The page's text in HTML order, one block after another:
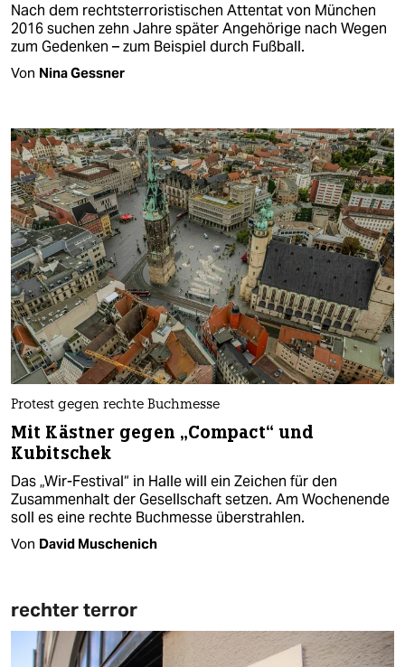
Nach dem rechtsterroristischen Attentat von München
2016 suchen zehn Jahre später Angehörige nach Wegen
zum Gedenken – zum Beispiel durch Fußball.
Von Nina Gessner
Protest gegen rechte Buchmesse
Mit Kästner gegen „Compact“ und
Kubitschek
Das „Wir-Festival“ in Halle will ein Zeichen für den
Zusammenhalt der Gesellschaft setzen. Am Wochenende
soll es eine rechte Buchmesse überstrahlen.
Von David Muschenich
rechter terror